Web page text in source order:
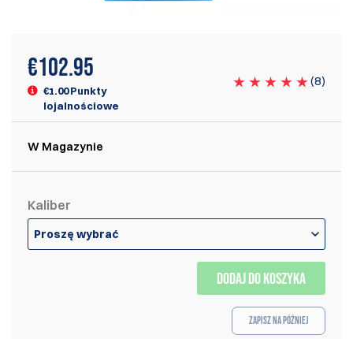
€102.95
€1.00 Punkty
lojalnościowe
(8)
W Magazynie
Kaliber
Proszę wybrać
DODAJ DO KOSZYKA
Zapisz na później